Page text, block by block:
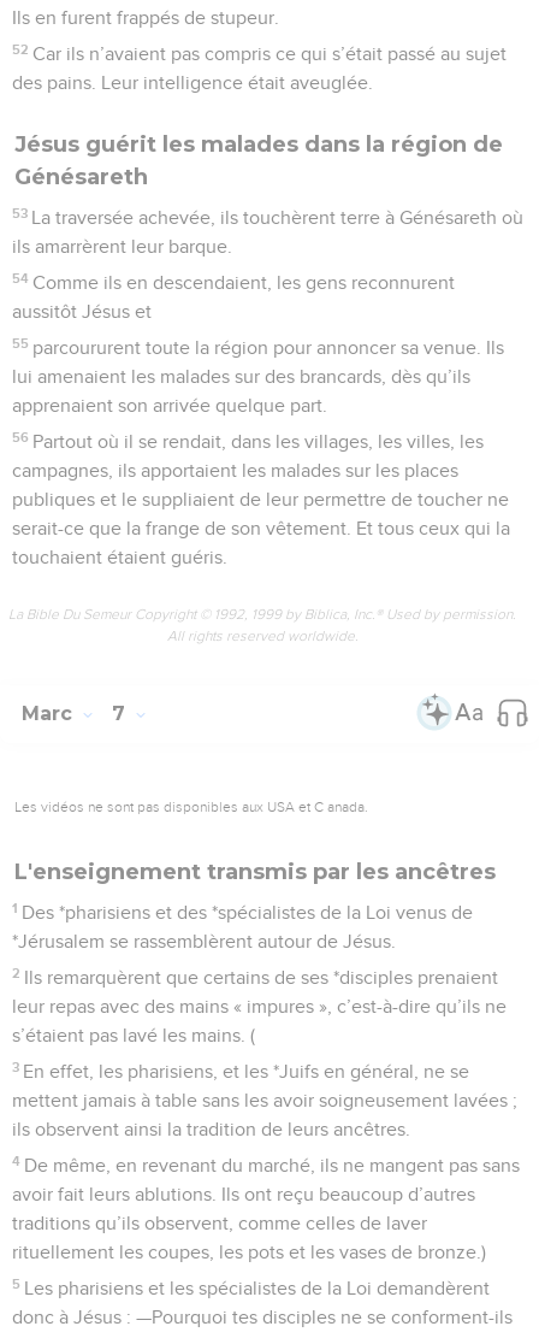
Ils en furent frappés de stupeur.
52 Car ils n’avaient pas compris ce qui s’était passé au sujet
des pains. Leur intelligence était aveuglée.
Jésus guérit les malades dans la région de
Génésareth
53 La traversée achevée, ils touchèrent terre à Génésareth où
ils amarrèrent leur barque.
54 Comme ils en descendaient, les gens reconnurent
aussitôt Jésus et
55 parcoururent toute la région pour annoncer sa venue. Ils
lui amenaient les malades sur des brancards, dès qu’ils
apprenaient son arrivée quelque part.
56 Partout où il se rendait, dans les villages, les villes, les
campagnes, ils apportaient les malades sur les places
publiques et le suppliaient de leur permettre de toucher ne
serait-ce que la frange de son vêtement. Et tous ceux qui la
touchaient étaient guéris.
La Bible Du Semeur Copyright © 1992, 1999 by Biblica, Inc.® Used by permission.
All rights reserved worldwide.
Marc 7
Les vidéos ne sont pas disponibles aux USA et C anada.
L'enseignement transmis par les ancêtres
1 Des *pharisiens et des *spécialistes de la Loi venus de
*Jérusalem se rassemblèrent autour de Jésus.
2 Ils remarquèrent que certains de ses *disciples prenaient
leur repas avec des mains « impures », c’est-à-dire qu’ils ne
s’étaient pas lavé les mains. (
3 En effet, les pharisiens, et les *Juifs en général, ne se
mettent jamais à table sans les avoir soigneusement lavées ;
ils observent ainsi la tradition de leurs ancêtres.
4 De même, en revenant du marché, ils ne mangent pas sans
avoir fait leurs ablutions. Ils ont reçu beaucoup d’autres
traditions qu’ils observent, comme celles de laver
rituellement les coupes, les pots et les vases de bronze.)
5 Les pharisiens et les spécialistes de la Loi demandèrent
donc à Jésus : —Pourquoi tes disciples ne se conforment-ils